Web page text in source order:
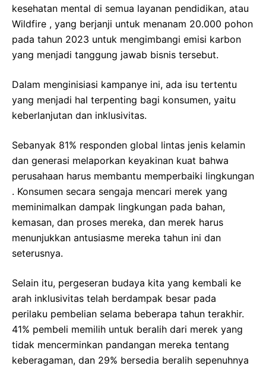
kesehatan mental di semua layanan pendidikan, atau
Wildfire , yang berjanji untuk menanam 20.000 pohon
pada tahun 2023 untuk mengimbangi emisi karbon
yang menjadi tanggung jawab bisnis tersebut.
Dalam menginisiasi kampanye ini, ada isu tertentu
yang menjadi hal terpenting bagi konsumen, yaitu
keberlanjutan dan inklusivitas.
Sebanyak 81% responden global lintas jenis kelamin
dan generasi melaporkan keyakinan kuat bahwa
perusahaan harus membantu memperbaiki lingkungan
. Konsumen secara sengaja mencari merek yang
meminimalkan dampak lingkungan pada bahan,
kemasan, dan proses mereka, dan merek harus
menunjukkan antusiasme mereka tahun ini dan
seterusnya.
Selain itu, pergeseran budaya kita yang kembali ke
arah inklusivitas telah berdampak besar pada
perilaku pembelian selama beberapa tahun terakhir.
41% pembeli memilih untuk beralih dari merek yang
tidak mencerminkan pandangan mereka tentang
keberagaman, dan 29% bersedia beralih sepenuhnya